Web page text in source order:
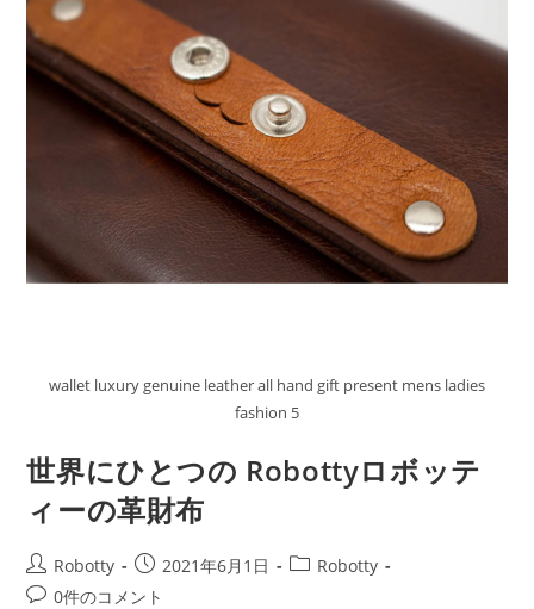
wallet luxury genuine leather all hand gift present mens ladies
fashion 5
世界にひとつの Robottyロボッテ
ィーの革財布
投
稿
Robotty
投
稿
2021年6月1日
投 Robotty
投 0件のコメント